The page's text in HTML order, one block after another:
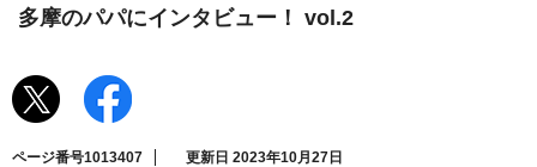
多摩のパパにインタビュー！ vol.2
ページ番号1013407 更新日 2023年10月27日